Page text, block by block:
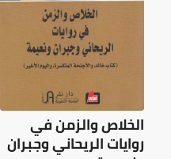
الخلاص والزمن في
روايات الريحاني وجبران